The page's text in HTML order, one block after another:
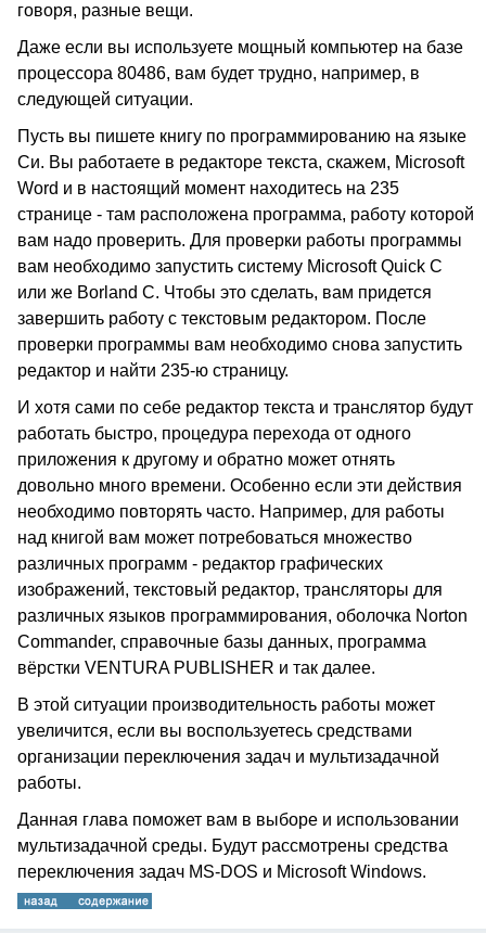
говоря, разные вещи.
Даже если вы используете мощный компьютер на базе
процессора 80486, вам будет трудно, например, в
следующей ситуации.
Пусть вы пишете книгу по программированию на языке
Си. Вы работаете в редакторе текста, скажем, Microsoft
Word и в настоящий момент находитесь на 235
странице - там расположена программа, работу которой
вам надо проверить. Для проверки работы программы
вам необходимо запустить систему Microsoft Quick C
или же Borland C. Чтобы это сделать, вам придется
завершить работу с текстовым редактором. После
проверки программы вам необходимо снова запустить
редактор и найти 235-ю страницу.
И хотя сами по себе редактор текста и транслятор будут
работать быстро, процедура перехода от одного
приложения к другому и обратно может отнять
довольно много времени. Особенно если эти действия
необходимо повторять часто. Например, для работы
над книгой вам может потребоваться множество
различных программ - редактор графических
изображений, текстовый редактор, трансляторы для
различных языков программирования, оболочка Norton
Commander, справочные базы данных, программа
вёрстки VENTURA PUBLISHER и так далее.
В этой ситуации производительность работы может
увеличится, если вы воспользуетесь средствами
организации переключения задач и мультизадачной
работы.
Данная глава поможет вам в выборе и использовании
мультизадачной среды. Будут рассмотрены средства
переключения задач MS-DOS и Microsoft Windows.